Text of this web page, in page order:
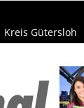
Kreis Gütersloh